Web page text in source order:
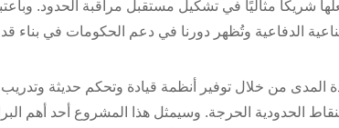
شريكًا مثاليًا في تشكيل مستقبل مراقبة الحدود.
الدفاعية وتُظهر دورنا في دعم الحكومات في بناء
المدى من خلال توفير أنظمة قيادة وتحكم حديثة
الحدودية الحرجة. وسيمثل هذا المشروع أحد أهم